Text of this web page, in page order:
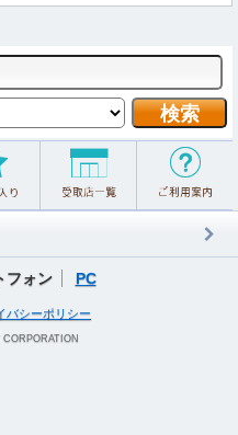
フォン PC
バシーポリシー